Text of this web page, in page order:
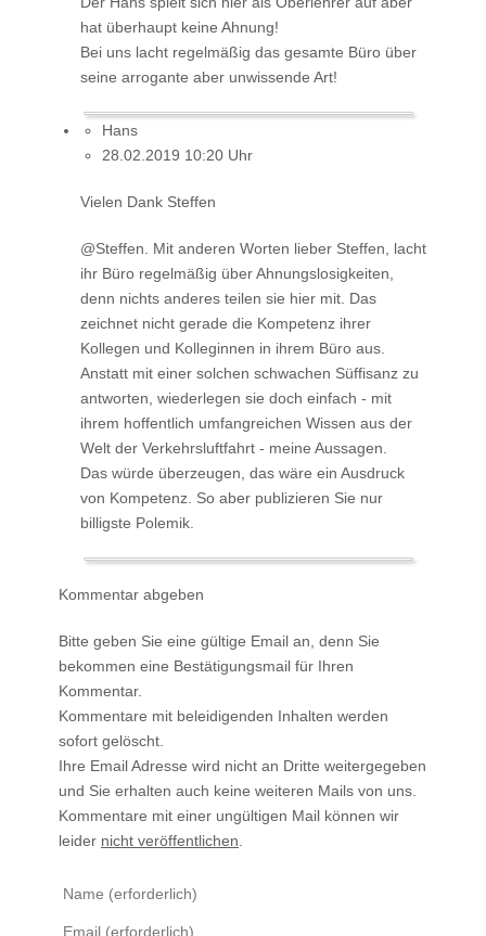
hat überhaupt keine Ahnung!
Bei uns lacht regelmäßig das gesamte Büro über
seine arrogante aber unwissende Art!
Hans
28.02.2019 10:20 Uhr
Vielen Dank Steffen
@Steffen. Mit anderen Worten lieber Steffen, lacht
ihr Büro regelmäßig über Ahnungslosigkeiten,
denn nichts anderes teilen sie hier mit. Das
zeichnet nicht gerade die Kompetenz ihrer
Kollegen und Kolleginnen in ihrem Büro aus.
Anstatt mit einer solchen schwachen Süffisanz zu
antworten, wiederlegen sie doch einfach - mit
ihrem hoffentlich umfangreichen Wissen aus der
Welt der Verkehrsluftfahrt - meine Aussagen.
Das würde überzeugen, das wäre ein Ausdruck
von Kompetenz. So aber publizieren Sie nur
billigste Polemik.
Kommentar abgeben
Bitte geben Sie eine gültige Email an, denn Sie
bekommen eine Bestätigungsmail für Ihren
Kommentar.
Kommentare mit beleidigenden Inhalten werden
sofort gelöscht.
Ihre Email Adresse wird nicht an Dritte weitergegeben
und Sie erhalten auch keine weiteren Mails von uns.
Kommentare mit einer ungültigen Mail können wir
leider nicht veröffentlichen